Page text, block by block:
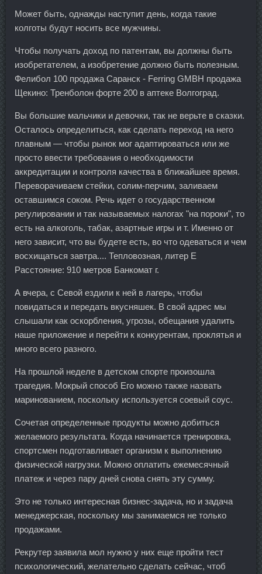
Может быть, однажды наступит день, когда такие
колготы будут носить все мужчины.
Чтобы получать доход по патентам, вы должны быть
изобретателем, а изобретение должно быть полезным.
Фелибол 100 продажа Саранск - Ferring GMBH продажа
Щекино: Тренболон форте 200 в аптеке Волгоград.
Вы большие мальчики и девочки, так не верьте в сказки.
Осталось определиться, как сделать переход на него
плавным — чтобы рынок мог адаптироваться или же
просто ввести требования о необходимости
аккредитации и контроля качества в ближайшее время.
Переворачиваем стейки, солим-перчим, заливаем
оставшимся соком. Речь идет о государственном
регулировании и так называемых налогах "на пороки", то
есть на алкоголь, табак, азартные игры и т. Именно от
него зависит, что вы будете есть, во что одеваться и чем
восхищаться завтра.... Тепловозная, литер Е
Расстояние: 910 метров Банкомат г.
А вчера, с Севой ездили к ней в лагерь, чтобы
повидаться и передать вкусняшек. В свой адрес мы
слышали как оскорбления, угрозы, обещания удалить
наше приложение и перейти к конкурентам, проклятья и
много всего разного.
На прошлой неделе в детском спорте произошла
трагедия. Мокрый способ Его можно также назвать
маринованием, поскольку используется соевый соус.
Сочетая определенные продукты можно добиться
желаемого результата. Когда начинается тренировка,
спортсмен подготавливает организм к выполнению
физической нагрузки. Можно оплатить ежемесячный
платеж и через пару дней снова снять эту сумму.
Это не только интересная бизнес-задача, но и задача
менеджерская, поскольку мы занимаемся не только
продажами.
Рекрутер заявила мол нужно у них еще пройти тест
психологический, желательно сделать сейчас, чтоб